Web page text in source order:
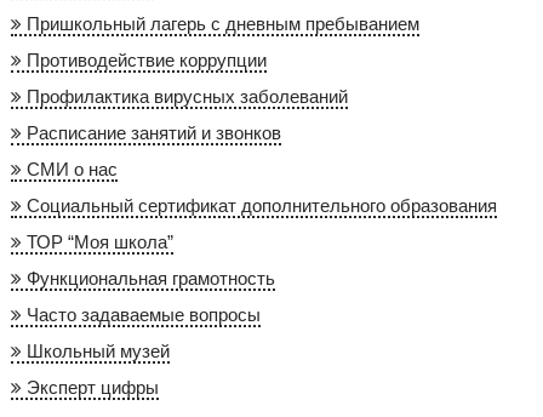
Пришкольный лагерь с дневным пребыванием
Противодействие коррупции
Профилактика вирусных заболеваний
Расписание занятий и звонков
СМИ о нас
Социальный сертификат дополнительного образования
ТОР “Моя школа”
Функциональная грамотность
Часто задаваемые вопросы
Школьный музей
Эксперт цифры